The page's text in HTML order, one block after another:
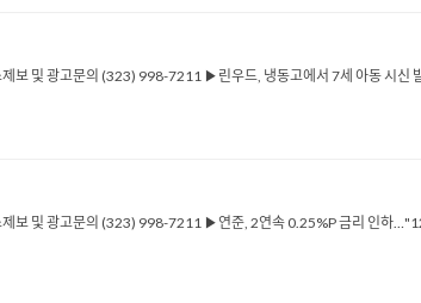
보 및 광고문의 (323) 998-7211 ▶린우드, 냉동고에서 7세 아동 시신
보 및 광고문의 (323) 998-7211 ▶연준, 2연속 0.25%P 금리 인하